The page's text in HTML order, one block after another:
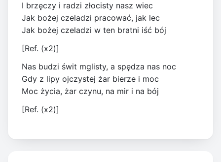
I brzęczy i radzi złocisty nasz wiec
Jak bożej czeladzi pracować, jak lec
Jak bożej czeladzi w ten bratni iść bój
[Ref. (x2)]
Nas budzi świt mglisty, a spędza nas noc
Gdy z lipy ojczystej żar bierze i moc
Moc życia, żar czynu, na mir i na bój
[Ref. (x2)]